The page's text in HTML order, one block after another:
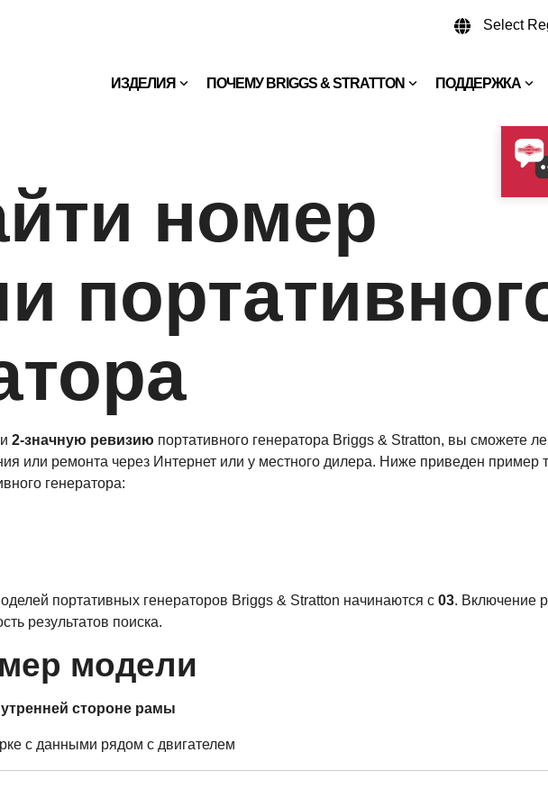
Select
ИЗДЕЛИЯ ПОЧЕМУ BRIGGS & STRATTON ПОДДЕРЖКА
номер
2-значную ревизию портативного генератора Briggs & Stratton, вы сможете
или ремонта через Интернет или у местного дилера. Ниже приведен пример
генератора:
портативных генераторов Briggs & Stratton начинаются с 03. Включение
результатов поиска.
модели
стороне рамы
с данными рядом с двигателем